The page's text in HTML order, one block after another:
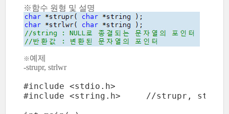
※함수 원형 및 설명
※예제
-strupr, strlwr
#include <stdio.h>
#include <string.h>	//strupr, strlwr